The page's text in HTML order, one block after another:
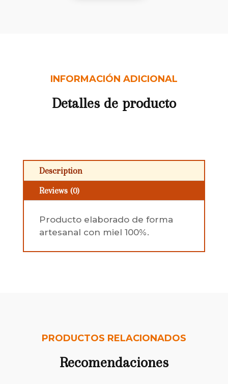
PORTES
INCLUIDOS
INFORMACIÓN ADICIONAL
Detalles de producto
Description
Reviews (0)
Producto elaborado de forma
artesanal con miel 100%.
PRODUCTOS RELACIONADOS
Recomendaciones